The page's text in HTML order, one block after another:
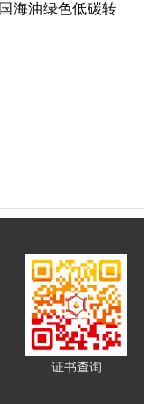
海油绿色低碳转
证书查询